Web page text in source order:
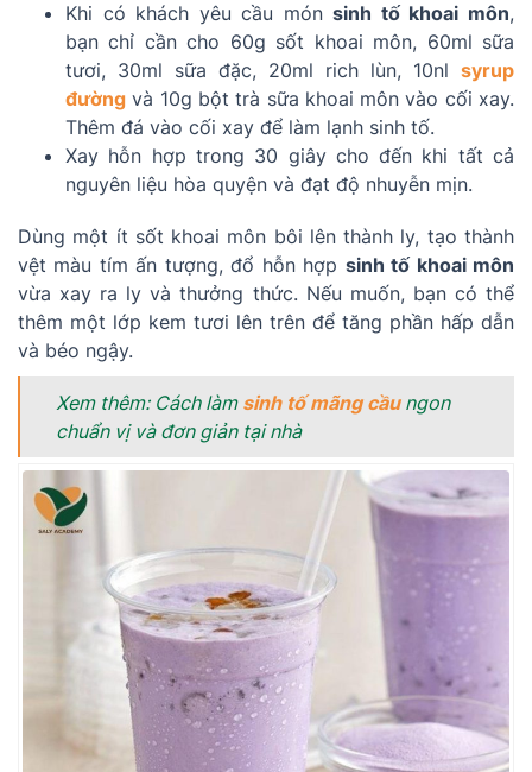
Khi có khách yêu cầu mónsinh tố khoai môn,
bạn chỉ cần cho 60g sốt khoai môn, 60ml sữa
tươi, 30ml sữa đặc, 20ml rich lùn, 10nl syrup
đường và 10g bột trà sữa khoai môn vào cối xay.
Thêm đá vào cối xay để làm lạnh sinh tố.
Xay hỗn hợp trong 30 giây cho đến khi tất cả
nguyên liệu hòa quyện và đạt độ nhuyễn mịn.
Dùng một ít sốt khoai môn bôi lên thành ly, tạo thành
vệt màu tím ấn tượng, đổ hỗn hợp sinh tố khoai môn
vừa xay ra ly và thưởng thức. Nếu muốn, bạn có thể
thêm một lớp kem tươi lên trên để tăng phần hấp dẫn
và béo ngậy.
Xem thêm: Cách làm sinh tố mãng cầungon
chuẩn vị và đơn giản tại nhà